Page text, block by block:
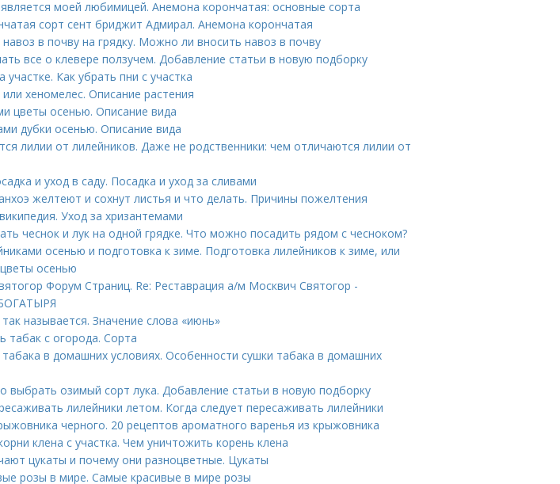
моей любимицей. Анемона корончатая: основные сорта
сорт сент бриджит Адмирал. Анемона корончатая
навоз в почву на грядку. Можно ли вносить навоз в почву
все о клевере ползучем. Добавление статьи в новую подборку
Как убрать пни с участка
хеномелес. Описание растения
цветы осенью. Описание вида
дубки осенью. Описание вида
лилии от лилейников. Даже не родственники: чем отличаются лилии от
и уход в саду. Посадка и уход за сливами
желтеют и сохнут листья и что делать. Причины пожелтения
Уход за хризантемами
чеснок и лук на одной грядке. Что можно посадить рядом с чесноком?
осенью и подготовка к зиме. Подготовка лилейников к зиме, или
осенью
Форум Страниц. Re: Реставрация а/м Москвич Святогор -
называется. Значение слова «июнь»
табак с огорода. Сорта
в домашних условиях. Особенности сушки табака в домашних
выбрать озимый сорт лука. Добавление статьи в новую подборку
лилейники летом. Когда следует пересаживать лилейники
черного. 20 рецептов ароматного варенья из крыжовника
клена с участка. Чем уничтожить корень клена
цукаты и почему они разноцветные. Цукаты
розы в мире. Самые красивые в мире розы